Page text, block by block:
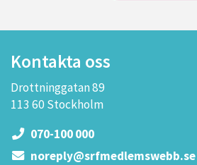
Kontakta oss
Drottninggatan 89
113 60 Stockholm
070-100 000
noreply@srfmedlemswebb.se